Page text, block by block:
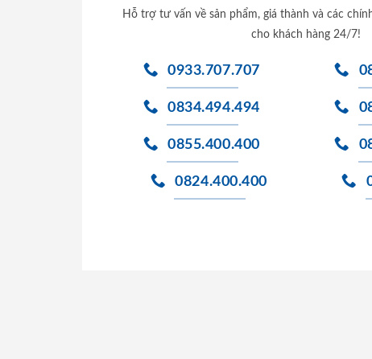
Hỗ trợ tư vấn về sản phẩm, giá thành và các
cho khách hàng 24/7!
0933.707.707
0834.494.494
0855.400.400
0824.400.400